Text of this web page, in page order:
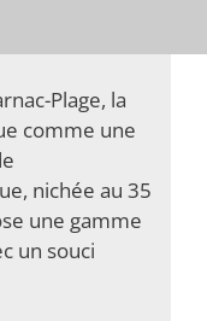
Plage, la
comme une
nichée au 35
une gamme
un souci